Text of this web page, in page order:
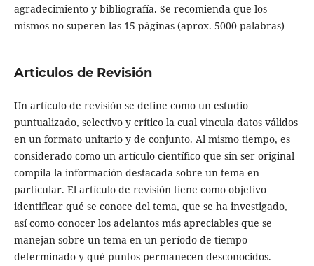
agradecimiento y bibliografía. Se recomienda que los
mismos no superen las 15 páginas (aprox. 5000 palabras)
Articulos de Revisión
Un artículo de revisión se define como un estudio
puntualizado, selectivo y crítico la cual vincula datos válidos
en un formato unitario y de conjunto. Al mismo tiempo, es
considerado como un artículo científico que sin ser original
compila la información destacada sobre un tema en
particular. El artículo de revisión tiene como objetivo
identificar qué se conoce del tema, que se ha investigado,
así como conocer los adelantos más apreciables que se
manejan sobre un tema en un período de tiempo
determinado y qué puntos permanecen desconocidos.